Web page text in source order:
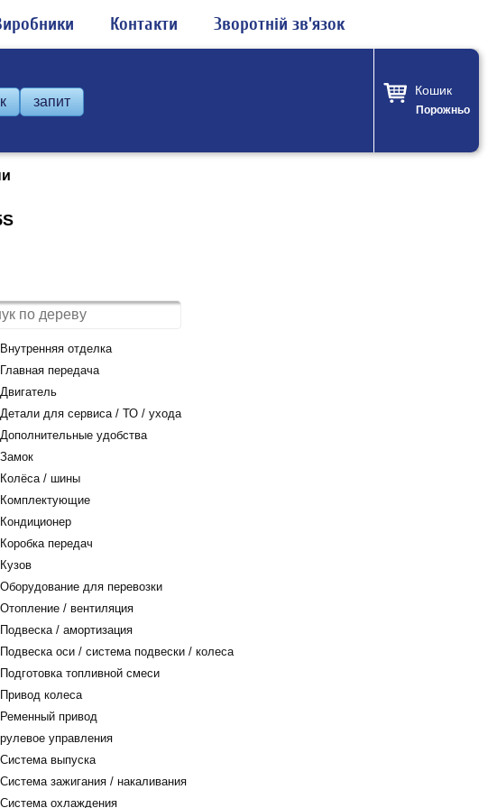
Контакти Зворотній зв'язок
запит
Кошик
Порожньо
Внутренняя отделка
Главная передача
Двигатель
Детали для сервиса / ТО / ухода
Дополнительные удобства
Замок
Колёса / шины
Комплектующие
Кондиционер
Коробка передач
Кузов
Оборудование для перевозки
Отопление / вентиляция
Подвеска / амортизация
Подвеска оси / система подвески / колеса
Подготовка топливной смеси
Привод колеса
Ременный привод
рулевое управления
Система выпуска
Система зажигания / накаливания
Система охлаждения